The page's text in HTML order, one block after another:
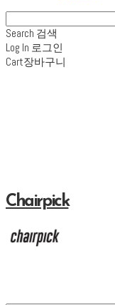
Search 검색
Log In 로그인
Cart장바구니
Chairpick